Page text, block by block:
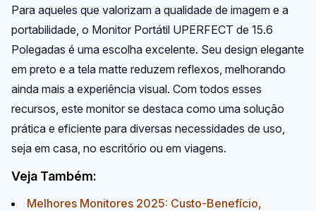
Para aqueles que valorizam a qualidade de imagem e a
portabilidade, o Monitor Portátil UPERFECT de 15.6
Polegadas é uma escolha excelente. Seu design elegante
em preto e a tela matte reduzem reflexos, melhorando
ainda mais a experiência visual. Com todos esses
recursos, este monitor se destaca como uma solução
prática e eficiente para diversas necessidades de uso,
seja em casa, no escritório ou em viagens.
Veja Também:
Melhores Monitores 2025: Custo-Benefício,